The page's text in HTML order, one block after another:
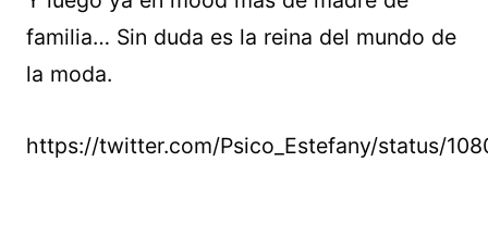
familia… Sin duda es la reina del mundo de
la moda.
https://twitter.com/Psico_Estefany/status/